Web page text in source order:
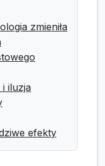
zmieniła
i iluzja
efekty